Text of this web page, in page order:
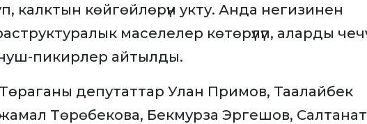
калктын көйгөйлөрүн укту. Анда негизинен
маселелер көтөрүлүп, аларды чечүү
пикирлер айтылды.
депутаттар Улан Примов, Таалайбек
Төрөбекова, Бекмурза Эргешов, Салтанат